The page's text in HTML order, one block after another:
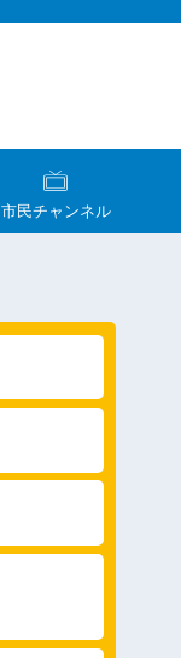
市民チャンネル